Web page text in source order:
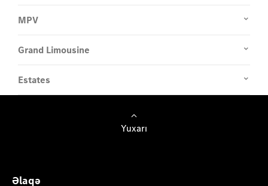
MPV
Grand Limousine
Estates
Yuxarı
Əlaqə